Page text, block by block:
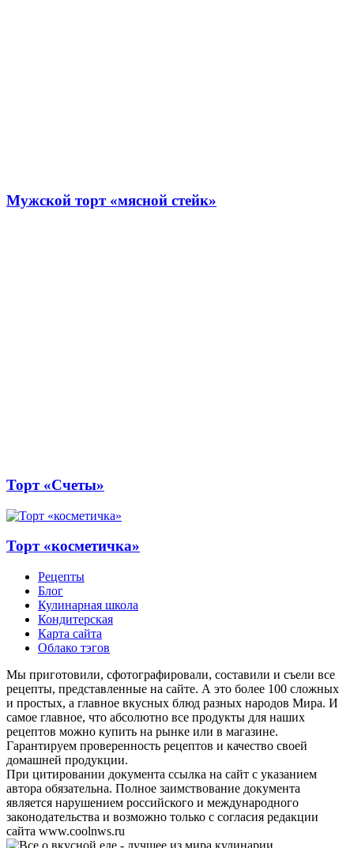
Мужской торт «мясной стейк»
Торт «Счеты»
Торт «косметичка»
Рецепты
Блог
Кулинарная школа
Кондитерская
Карта сайта
Облако тэгов
Мы приготовили, сфотографировали, составили и съели все
рецепты, представленные на сайте. А это более 100 сложных
и простых, а главное вкусных блюд разных народов Мира. И
самое главное, что абсолютно все продукты для наших
рецептов можно купить на рынке или в магазине.
Гарантируем проверенность рецептов и качество своей
домашней продукции.
При цитировании документа ссылка на сайт с указанием
автора обязательна. Полное заимствование документа
является нарушением российского и международного
законодательства и возможно только с согласия редакции
сайта www.coolnws.ru